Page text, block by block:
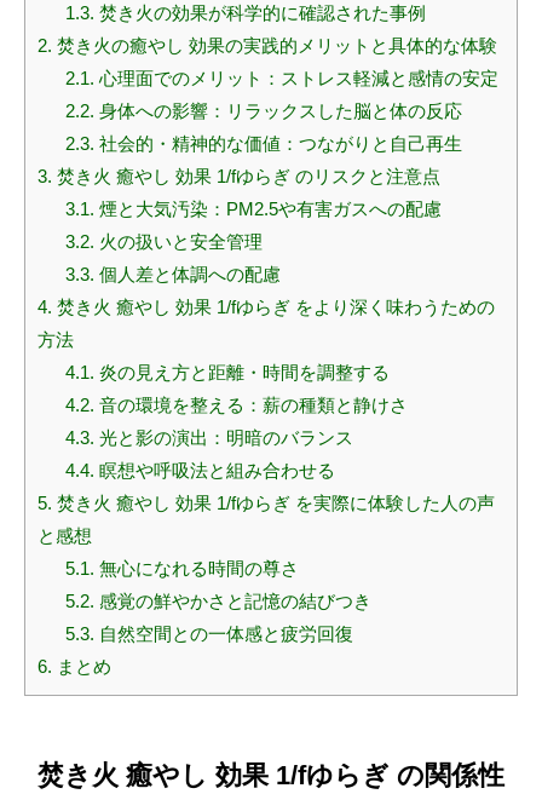
1.3. 焚き火の効果が科学的に確認された事例
2. 焚き火の癒やし 効果の実践的メリットと具体的な体験
2.1. 心理面でのメリット：ストレス軽減と感情の安定
2.2. 身体への影響：リラックスした脳と体の反応
2.3. 社会的・精神的な価値：つながりと自己再生
3. 焚き火 癒やし 効果 1/fゆらぎ のリスクと注意点
3.1. 煙と大気汚染：PM2.5や有害ガスへの配慮
3.2. 火の扱いと安全管理
3.3. 個人差と体調への配慮
4. 焚き火 癒やし 効果 1/fゆらぎ をより深く味わうための
方法
4.1. 炎の見え方と距離・時間を調整する
4.2. 音の環境を整える：薪の種類と静けさ
4.3. 光と影の演出：明暗のバランス
4.4. 瞑想や呼吸法と組み合わせる
5. 焚き火 癒やし 効果 1/fゆらぎ を実際に体験した人の声
と感想
5.1. 無心になれる時間の尊さ
5.2. 感覚の鮮やかさと記憶の結びつき
5.3. 自然空間との一体感と疲労回復
6. まとめ
焚き火 癒やし 効果 1/fゆらぎ の関係性